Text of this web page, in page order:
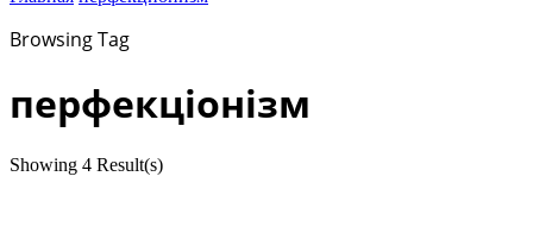
Browsing Tag
перфекціонізм
Showing 4 Result(s)